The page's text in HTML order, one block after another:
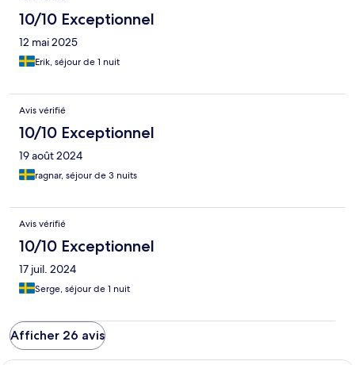
10/10 Exceptionnel
12 mai 2025
Erik, séjour de 1 nuit
Avis vérifié
10/10 Exceptionnel
19 août 2024
ragnar, séjour de 3 nuits
Avis vérifié
10/10 Exceptionnel
17 juil. 2024
Serge, séjour de 1 nuit
Afficher 26 avis